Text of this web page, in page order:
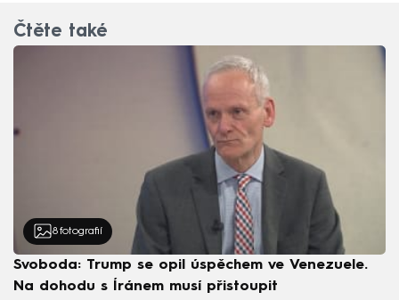
Čtěte také
8 fotografií
Svoboda: Trump se opil úspěchem ve Venezuele.
Na dohodu s Íránem musí přistoupit